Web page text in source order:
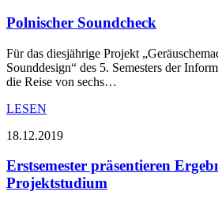
Polnischer Soundcheck
Für das diesjährige Projekt
Sounddesign“ des 5. Semesters der
die Reise von sechs…
LESEN
18.12.2019
Erstsemester präsentieren
Projektstudium